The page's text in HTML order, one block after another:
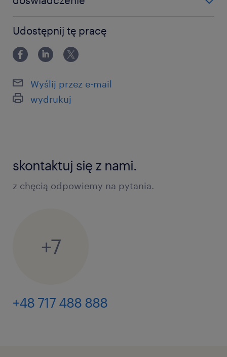
Udostępnij tę pracę
Wyślij przez e-mail
wydrukuj
skontaktuj się z nami.
z chęcią odpowiemy na pytania.
+7
+48 717 488 888